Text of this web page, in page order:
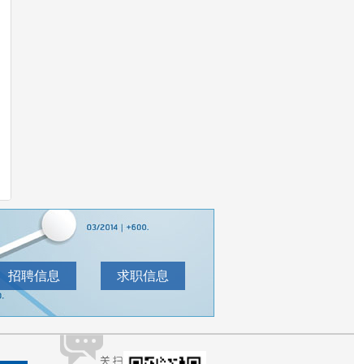
招聘信息 求职信息